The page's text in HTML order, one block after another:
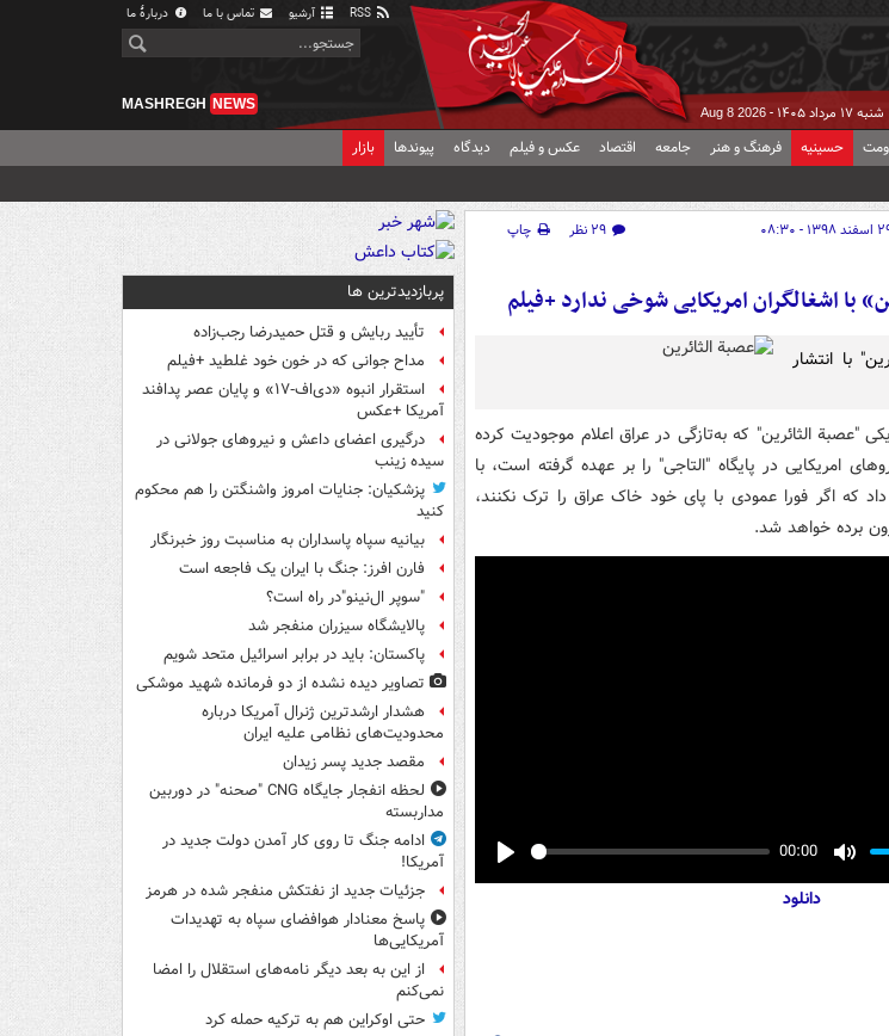
آرشیو تماس با ما دربارهٔ ما
شنبه ۱۷ مرداد ۱۴۰۵ - Aug 8 2026
MASHREGH NEWS
حسینیه فرهنگ و هنر جامعه اقتصاد عکس و فیلم دیدگاه پیوندها بازار
- ۰۸:۳۰ ۲۹ نظر
چاپ
با اشغالگران امریکایی شوخی ندارد +فیلم
با انتشار
"عصبة الثائرین" که به‌تازگی در عراق اعلام موجودیت کرده
امریکایی در پایگاه "التاجی" را بر عهده گرفته است، با
که اگر فورا عمودی با پای خود خاک عراق را ترک نکنند،
برده خواهد شد.
00:00
دانلود
پربازدیدترین ها
تأیید ربایش و قتل حمیدرضا رجب‌زاده
مداح جوانی که در خون خود غلطید +فیلم
استقرار انبوه «دی‌اف‑۱۷» و پایان عصر پدافند
آمریکا +عکس
درگیری اعضای داعش و نیروهای جولانی در
سیده زینب
پزشکیان: جنایات امروز واشنگتن را هم محکوم
کنید
بیانیه سپاه پاسداران به مناسبت روز خبرنگار
فارن افرز: جنگ با ایران یک فاجعه است
"سوپر ال‌نینو"در راه است؟
پالایشگاه سیزران منفجر شد
پاکستان: باید در برابر اسرائیل متحد شویم
تصاویر دیده‌ نشده از دو فرمانده شهید موشکی
هشدار ارشدترین ژنرال آمریکا درباره
محدودیت‌های نظامی علیه ایران
مقصد جدید پسر زیدان
لحظه انفجار جایگاه CNG "صحنه" در دوربین
مداربسته
ادامه جنگ تا روی کار آمدن دولت جدید در
آمریکا!
جزئیات جدید از نفتکش منفجر شده در هرمز
پاسخ معنادار هوافضای سپاه به تهدیدات
آمریکایی‌ها
از این به بعد دیگر نامه‌های استقلال را امضا
نمی‌کنم
حتی اوکراین هم به ترکیه حمله کرد